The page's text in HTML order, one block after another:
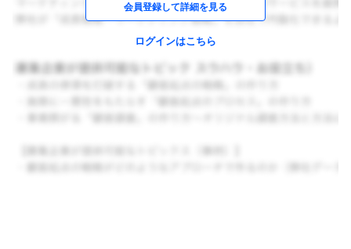
会員登録して詳細を見る
ログインはこちら